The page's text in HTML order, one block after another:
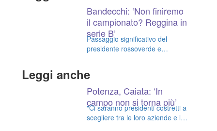
Bandecchi: ‘Non finiremo
il campionato? Reggina in
serie B’
Passaggio significativo del
presidente rossoverde e
Leggi anche
Potenza, Caiata: ‘In
campo non si torna più’
"Ci saranno presidenti costretti a
scegliere tra le loro aziende e la